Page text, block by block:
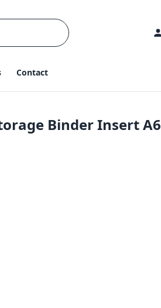
Contact
Binder Insert